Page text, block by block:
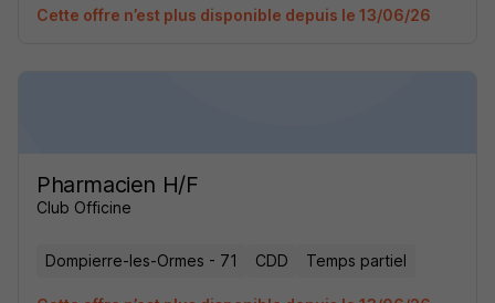
Cette offre n’est plus disponible depuis le 13/06/26
Pharmacien H/F
Club Officine
Dompierre-les-Ormes - 71 CDD Temps partiel